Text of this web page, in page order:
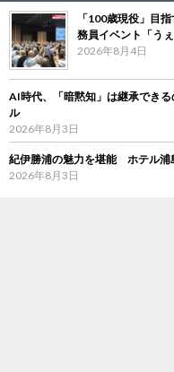
「100歳現役」目
務員イベント「う
2026年8月4日
AI時代、「暗黙知」は継承でき
ル
2026年8月3日
紀伊勝浦の魅力を堪能 ホテル浦
2026年8月3日